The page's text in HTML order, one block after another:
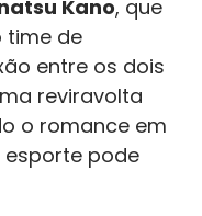
Kano, que
time de
entre os dois
reviravolta
o romance em
esporte pode